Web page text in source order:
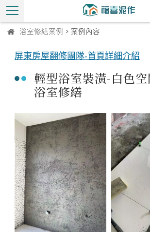
浴室修繕案例 > 案例內容
屏東房屋翻修團隊-首頁詳細介紹
輕型浴室裝潢-白色
浴室修繕